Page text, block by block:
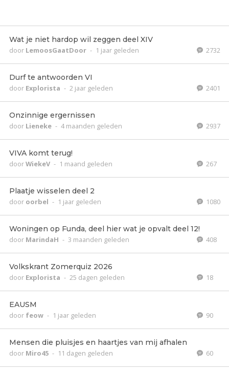
Wat je niet hardop wil zeggen deel XIV
door LemoosGaatDoor - 1 jaar geleden 2732
Durf te antwoorden VI
door Explorista - 2 jaar geleden 2401
Onzinnige ergernissen
door Lieneke - 4 maanden geleden 2937
VIVA komt terug!
doorWiekeV - 1 maand geleden 267
Plaatje wisselen deel 2
door oorbel - 1 jaar geleden 1080
Woningen op Funda, deel hier wat je opvalt deel 12!
door MarindaH - 3 maanden geleden 408
Volkskrant Zomerquiz 2026
door Explorista - 25 dagen geleden 18
EAUSM
door feow - 1 jaar geleden 90
Mensen die pluisjes en haartjes van mij afhalen
door Miro45 - 11 dagen geleden 60